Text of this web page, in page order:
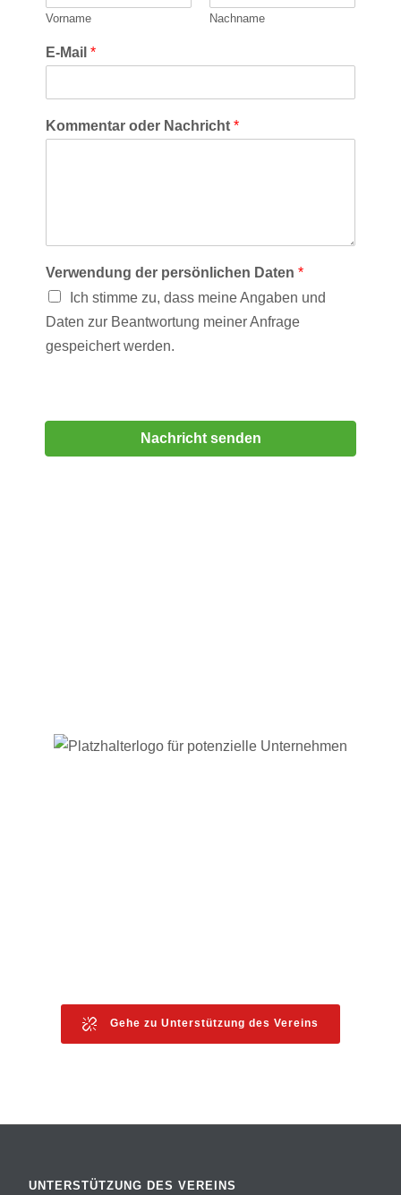
Vorname Nachname
E-Mail *
Kommentar oder Nachricht *
Verwendung der persönlichen Daten *
Ich stimme zu, dass meine Angaben und
Daten zur Beantwortung meiner Anfrage
gespeichert werden.
Nachricht senden
Gehe zu Unterstützung des Vereins
UNTERSTÜTZUNG DES VEREINS